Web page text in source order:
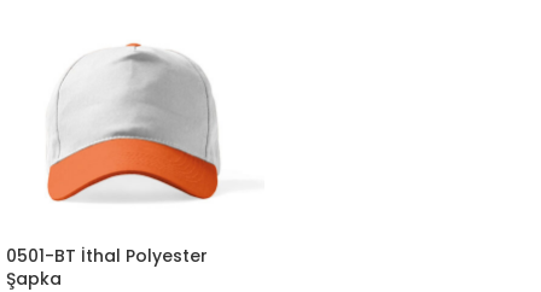
0501-BT İthal Polyester
Şapka